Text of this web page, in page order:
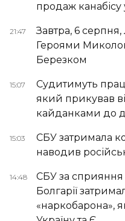
продаж канабісу
21:47
Завтра, 6
Героями
Березком
15:07
Судитимуть
який прикував
кайданками до
15:03
СБУ затримала
наводив
14:48
СБУ за сприяння
Болгарії
«наркобарона»,